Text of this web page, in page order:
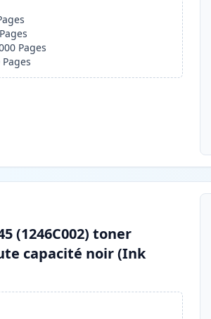
Pages
Pages
Pages
(1246C002) toner
capacité noir (Ink